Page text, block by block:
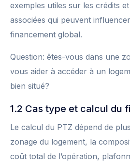
exemples utiles sur les crédits
associées qui peuvent
financement global.
Question: êtes-vous dans une
vous aider à accéder à un
bien situé?
1.2 Cas type et calcul du
Le calcul du PTZ dépend de
zonage du logement, la
coût total de l’opération,